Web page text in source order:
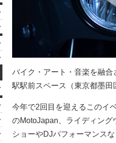
バイク・アート・音楽を融
駅駅前スペース（東京都墨田
今年で2回目を迎えるこのイ
のMotoJapan、ライディング
ショーやDJパフォーマンス